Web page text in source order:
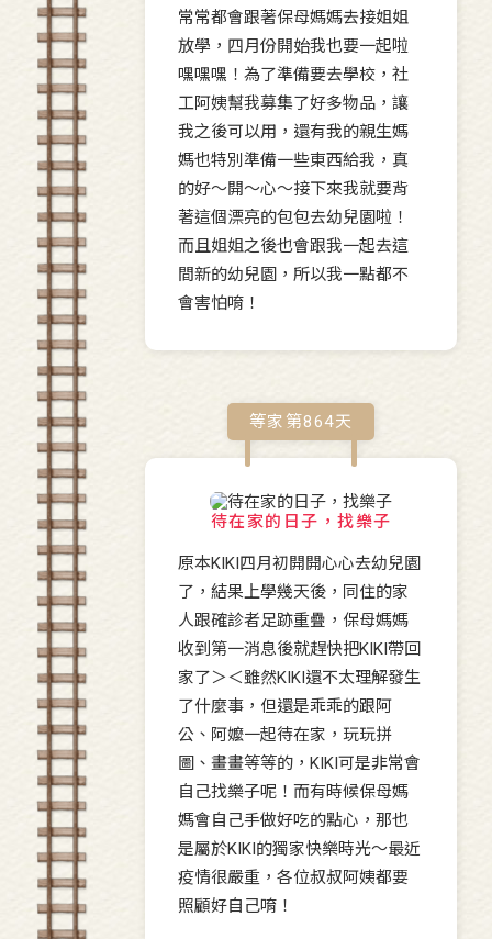
常常都會跟著保母媽媽去接姐姐
放學，四月份開始我也要一起啦
嘿嘿嘿！為了準備要去學校，社
工阿姨幫我募集了好多物品，讓
我之後可以用，還有我的親生媽
媽也特別準備一些東西給我，真
的好～開～心～接下來我就要背
著這個漂亮的包包去幼兒園啦！
而且姐姐之後也會跟我一起去這
間新的幼兒園，所以我一點都不
會害怕唷！
等家第864天
待在家的日子，找樂子
原本KIKI四月初開開心心去幼兒園
了，結果上學幾天後，同住的家
人跟確診者足跡重疊，保母媽媽
收到第一消息後就趕快把KIKI帶回
家了＞＜雖然KIKI還不太理解發生
了什麼事，但還是乖乖的跟阿
公、阿嬤一起待在家，玩玩拼
圖、畫畫等等的，KIKI可是非常會
自己找樂子呢！而有時候保母媽
媽會自己手做好吃的點心，那也
是屬於KIKI的獨家快樂時光～最近
疫情很嚴重，各位叔叔阿姨都要
照顧好自己唷！